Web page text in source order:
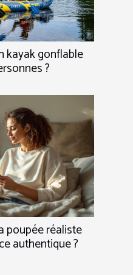
kayak gonflable
?
poupée réaliste
authentique ?